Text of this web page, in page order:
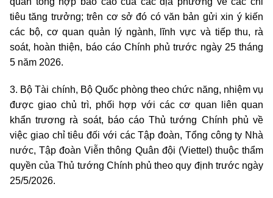
tiêu tăng trưởng; trên cơ sở đó có văn bản gửi xin ý kiến
các bộ, cơ quan quản lý ngành, lĩnh vực và tiếp thu, rà
soát, hoàn thiện, báo cáo Chính phủ trước ngày 25 tháng
5 năm 2026.
3. Bộ Tài chính, Bộ Quốc phòng theo chức năng, nhiệm vụ
được giao chủ trì, phối hợp với các cơ quan liên quan
khẩn trương rà soát, báo cáo Thủ tướng Chính phủ về
việc giao chỉ tiêu đối với các Tập đoàn, Tổng công ty Nhà
nước, Tập đoàn Viễn thông Quân đội (Viettel) thuộc thẩm
quyền của Thủ tướng Chính phủ theo quy định trước ngày
25/5/2026.